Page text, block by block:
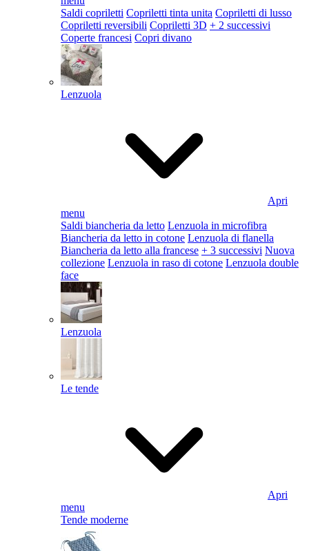
Saldi copriletti Copriletti tinta unita Copriletti di lusso
Copriletti reversibili Copriletti 3D + 2 successivi
Coperte francesi Copri divano
Lenzuola
Apri
menu
Saldi biancheria da letto Lenzuola in microfibra
Biancheria da letto in cotone Lenzuola di flanella
Biancheria da letto alla francese + 3 successivi Nuova
collezione Lenzuola in raso di cotone Lenzuola double
face
Lenzuola
Le tende
Apri
menu
Tende moderne